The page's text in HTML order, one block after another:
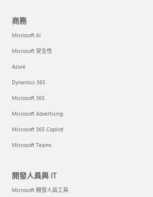
商務
Microsoft AI
Microsoft 安全性
Azure
Dynamics 365
Microsoft 365
Microsoft Advertising
Microsoft 365 Copilot
Microsoft Teams
開發人員與 IT
Microsoft 開發人員工具